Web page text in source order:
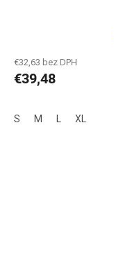
€32,63 bez DPH
€39,48
S M XL